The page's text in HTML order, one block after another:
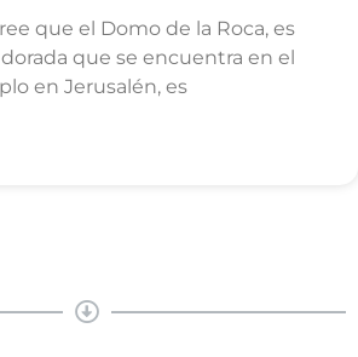
que el Domo de la Roca, es
que se encuentra en el
en Jerusalén, es